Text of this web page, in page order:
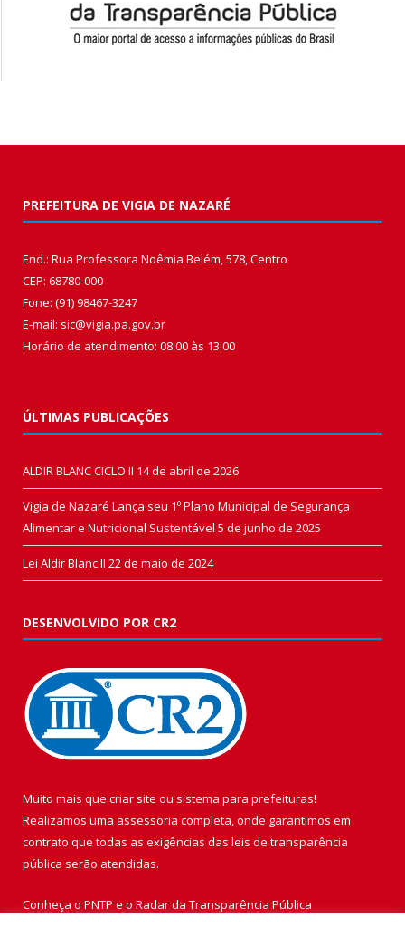
PREFEITURA DE VIGIA DE NAZARÉ
End.: Rua Professora Noêmia Belém, 578, Centro
CEP: 68780-000
Fone: (91) 98467-3247
E-mail: sic@vigia.pa.gov.br
Horário de atendimento: 08:00 às 13:00
ÚLTIMAS PUBLICAÇÕES
ALDIR BLANC CICLO II 14 de abril de 2026
Vigia de Nazaré Lança seu 1º Plano Municipal de Segurança
Alimentar e Nutricional Sustentável 5 de junho de 2025
Lei Aldir Blanc II 22 de maio de 2024
DESENVOLVIDO POR CR2
Muito mais que criar site ou sistema para prefeituras!
Realizamos uma assessoria completa, onde garantimos em
contrato que todas as exigências das leis de transparência
pública serão atendidas.
Conheça o PNTP e o Radar da Transparência Pública